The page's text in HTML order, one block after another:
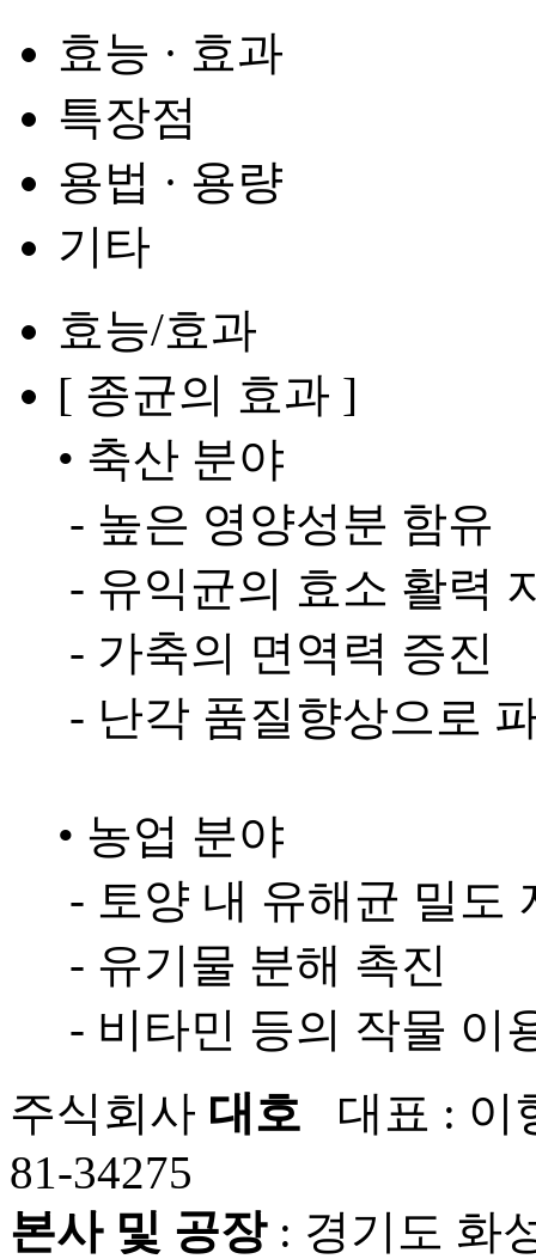
효능 · 효과
특장점
용법 · 용량
기타
효능/효과
[ 종균의 효과 ]
• 축산 분야
- 높은 영양성분 함유
- 유익균의 효소 활력
- 가축의 면역력 증진
- 난각 품질향상으로
• 농업 분야
- 토양 내 유해균 밀도
- 유기물 분해 촉진
- 비타민 등의 작물 이
주식회사 대호 대표 : 이
81-34275
본사 및 공장: 경기도 화